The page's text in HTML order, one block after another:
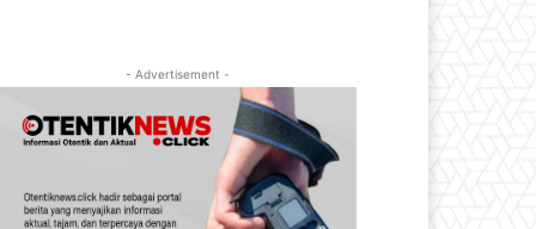
- Advertisement -